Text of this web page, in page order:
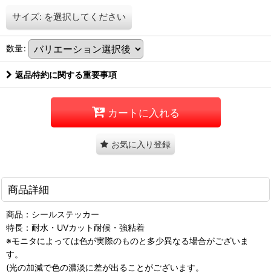
サイズ: を選択してください
数量:
返品特約に関する重要事項
カートに入れる
お気に入り登録
商品詳細
商品：シールステッカー
特長：耐水・UVカット耐候・強粘着
※モニタによっては色が実際のものと多少異なる場合がございま
す。
(光の加減で色の濃淡に差が出ることがございます。